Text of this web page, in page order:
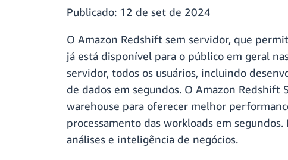
Publicado: 12 de set de 2024
O Amazon Redshift sem servidor, que
já está disponível para o público em geral
servidor, todos os usuários, incluindo
de dados em segundos. O Amazon
warehouse para oferecer melhor
processamento das workloads em
análises e inteligência de negócios.